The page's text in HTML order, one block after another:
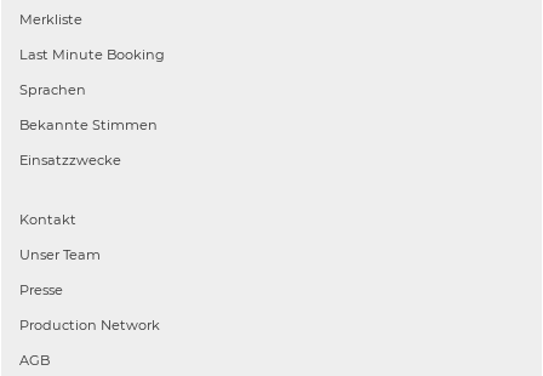
Merkliste
Last Minute Booking
Sprachen
Bekannte Stimmen
Einsatzzwecke
Kontakt
Unser Team
Presse
Production Network
AGB